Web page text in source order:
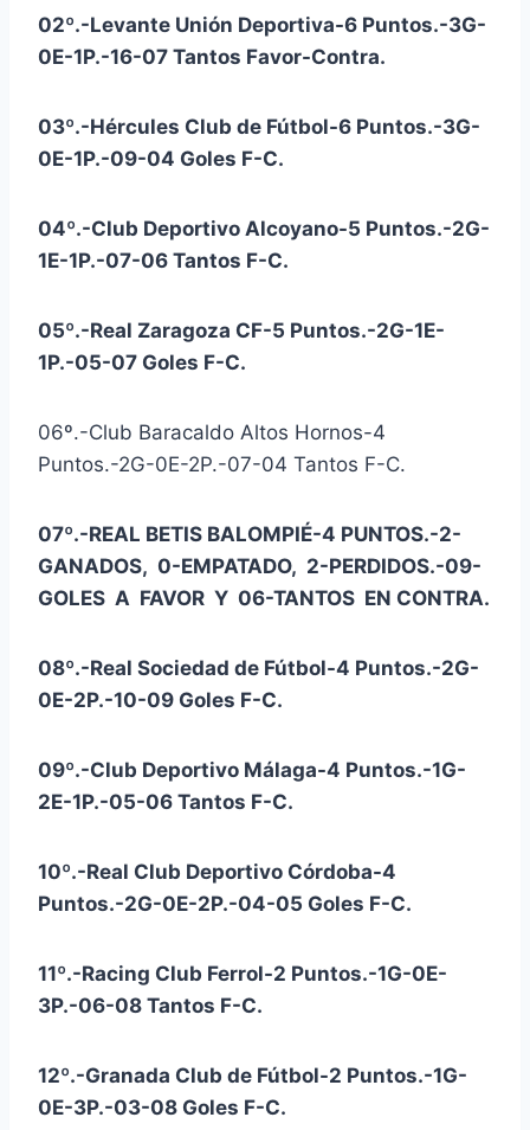
02º.-Levante Unión Deportiva-6 Puntos.-3G-
0E-1P.-16-07 Tantos Favor-Contra.
03º.-Hércules Club de Fútbol-6 Puntos.-3G-
0E-1P.-09-04 Goles F-C.
04º.-Club Deportivo Alcoyano-5 Puntos.-2G-
1E-1P.-07-06 Tantos F-C.
05º.-Real Zaragoza CF-5 Puntos.-2G-1E-
1P.-05-07 Goles F-C.
06º.-Club Baracaldo Altos Hornos-4
Puntos.-2G-0E-2P.-07-04 Tantos F-C.
07º.-REAL BETIS BALOMPIÉ-4 PUNTOS.-2-
GANADOS, 0-EMPATADO, 2-PERDIDOS.-09-
GOLES A FAVOR Y 06-TANTOS EN CONTRA.
08º.-Real Sociedad de Fútbol-4 Puntos.-2G-
0E-2P.-10-09 Goles F-C.
09º.-Club Deportivo Málaga-4 Puntos.-1G-
2E-1P.-05-06 Tantos F-C.
10º.-Real Club Deportivo Córdoba-4
Puntos.-2G-0E-2P.-04-05 Goles F-C.
11º.-Racing Club Ferrol-2 Puntos.-1G-0E-
3P.-06-08 Tantos F-C.
12º.-Granada Club de Fútbol-2 Puntos.-1G-
0E-3P.-03-08 Goles F-C.